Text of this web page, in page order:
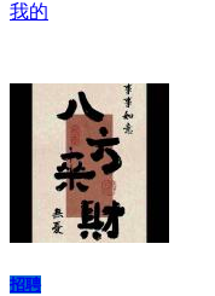
我的
招聘